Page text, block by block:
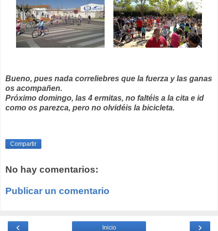
Bueno, pues nada correliebres que la fuerza y las ganas
os acompañen.
Próximo domingo, las 4 ermitas, no faltéis a la cita e id
como os parezca, pero no olvidéis la bicicleta.
Compartir
No hay comentarios:
Publicar un comentario
‹ ›
Inicio